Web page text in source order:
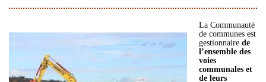
La Communauté
de communes est
gestionnaire de
l’ensemble des
voies
communales et
de leurs